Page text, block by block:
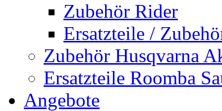
Zubehör Rider
Ersatzteile /
Zubehör Husqvarna
Ersatzteile Roomba
Angebote